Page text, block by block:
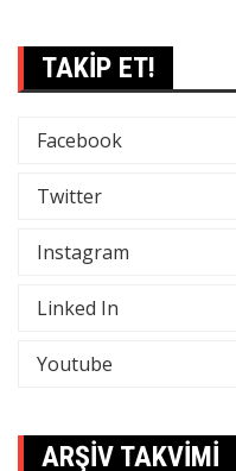
TAKİP ET!
Facebook
Twitter
Instagram
Linked In
Youtube
ARŞİV TAKVİMİ